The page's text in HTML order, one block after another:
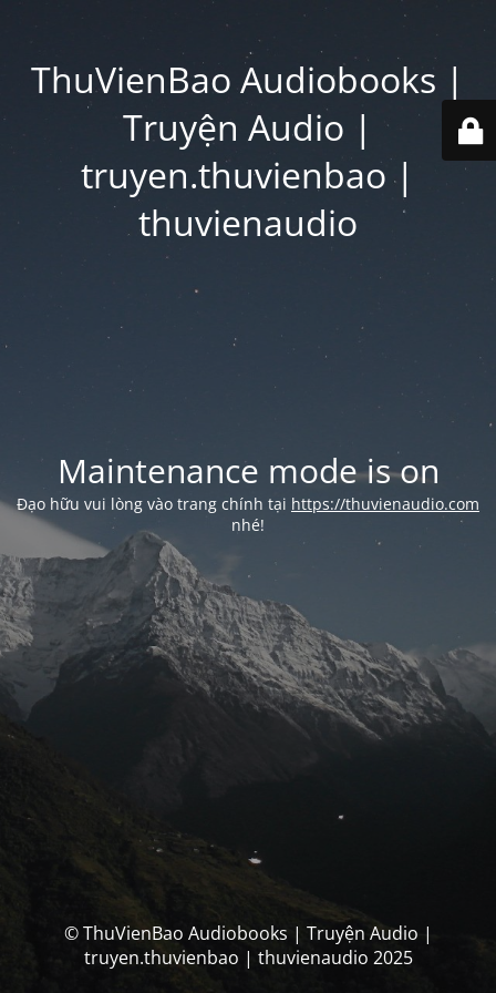
ThuVienBao Audiobooks |
Truyện Audio |
truyen.thuvienbao |
thuvienaudio
Maintenance mode is on
Đạo hữu vui lòng vào trang chính tại https://thuvienaudio.com
nhé!
© ThuVienBao Audiobooks | Truyện Audio |
truyen.thuvienbao | thuvienaudio 2025